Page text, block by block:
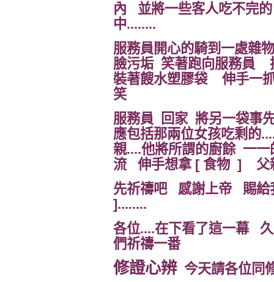
內 並將一些客人吃不完
中........
服務員開心的騎到一處雜
臉污垢 笑著跑向服務員
裝著餿水塑膠袋 伸手一
笑
服務員 回家 將另一袋事
應包括那兩位女孩吃剩的
親....他將所謂的廚餘 一
流 伸手想拿 [ 食物 ] 父
先祈禱吧 感謝上帝 賜給
]........
各位....在下看了這一幕
們祈禱一番
修證心辨今天請各位同